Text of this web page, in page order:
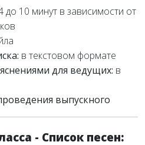
до 10 минут в зависимости от
в текстовом формате
для ведущих: в
выпускного
- Список песен: